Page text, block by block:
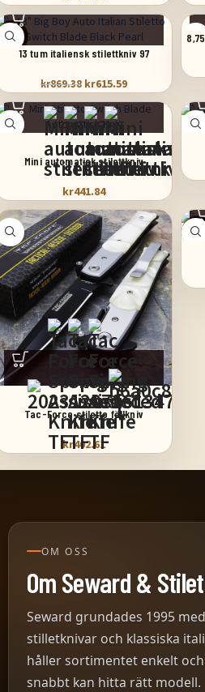
SALE
13 tum italiensk stilettkniv 97
kr869.38 kr615.59
Mini automatisk stilettkniv
kr441.84
+3
Tac-Force stiletto fällkniv
kr402.61
SALE
OM OSS
Om Seward &
Seward grundades 1995
stilletknivar och klassiska
håller sortimentet enkelt
snabbt kan hitta rätt modell.